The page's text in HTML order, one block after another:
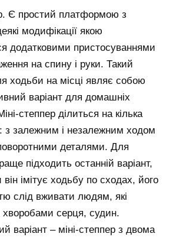
Є простий платформою з
модифікації якою
додатковими пристосуваннями
на спину і руки. Такий
ходьби на місці являє собою
варіант для домашніх
степпер ділиться на кілька
з залежним і незалежним ходом
деталями. Для
підходить останній варіант,
він імітує ходьбу по сходах, його
слід вживати людям, які
серця, судин.
варіант – міні-степпер з двома